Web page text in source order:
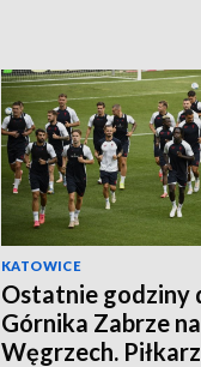
KATOWICE
Ostatnie godziny
Górnika Zabrze na
Węgrzech.